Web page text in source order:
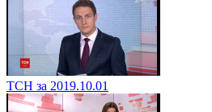
ТСН за 2019.10.01